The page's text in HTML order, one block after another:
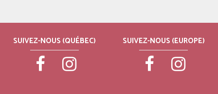
SUIVEZ-NOUS (QUÉBEC) SUIVEZ-NOUS (EUROPE)